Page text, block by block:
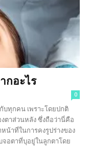
กอะไร
0
บทุกคน เพราะโดยปกติ
ตาส่วนหลัง ซึ่งถือว่านี่คือ
น้าที่ในการคงรูปร่างของ
จอตาที่บุอยู่ในลูกตาโดย